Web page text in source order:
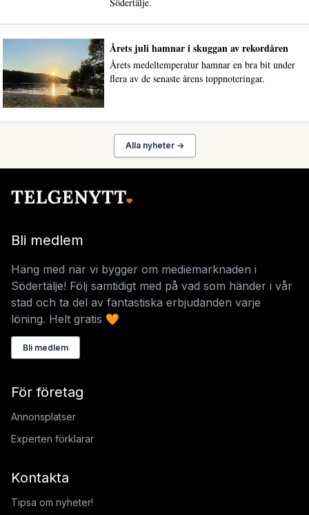
Årets juli hamnar i skuggan av rekordåren
Årets medeltemperatur hamnar en bra bit under
flera av de senaste årens toppnoteringar.
Alla nyheter →
Bli medlem
Häng med när vi bygger om mediemarknaden i
Södertälje! Följ samtidigt med på vad som händer i vår
stad och ta del av fantastiska erbjudanden varje
löning. Helt gratis 🧡
Bli medlem
För företag
Annonsplatser
Experten förklarar
Kontakta
Tipsa om nyheter!